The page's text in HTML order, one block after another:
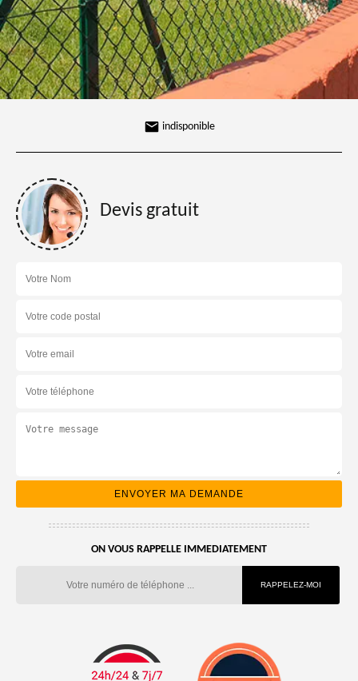
indisponible
Devis gratuit
ON VOUS RAPPELLE IMMEDIATEMENT